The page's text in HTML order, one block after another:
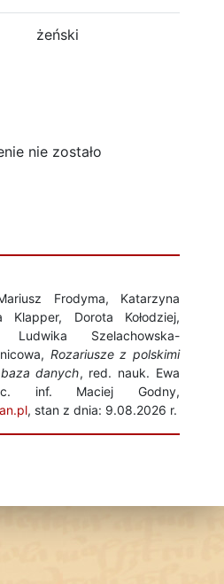
żeński
nie zostało
Frodyma, Katarzyna
Klapper, Dorota Kołodziej,
Szelachowska-
Rozariusze z polskimi
danych, red. nauk. Ewa
inf. Maciej Godny,
, stan z dnia: 9.08.2026 r.